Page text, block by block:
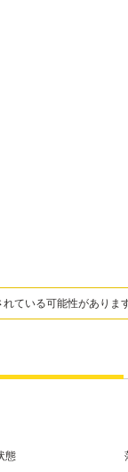
ている可能性がありま
態